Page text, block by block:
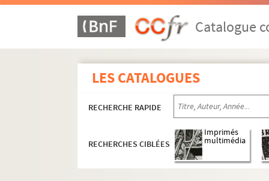
Catalogue
LES CATALOGUES
RECHERCHE RAPIDE
RECHERCHES CIBLÉES
Imprimés
multimédia